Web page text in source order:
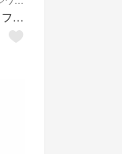
MIIA♡新品タグ付き フラワーモチーフストライプワンピース